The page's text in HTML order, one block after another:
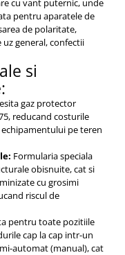
cu vant puternic, unde
pentru aparatele de
de polaritate,
general, confectii
si
gaz protector
reducand costurile
pe teren
Formularia speciala
obisnuite, cat si
cu grosimi
riscul de
pentru toate pozitiile
cap la cap intr-un
automat (manual), cat